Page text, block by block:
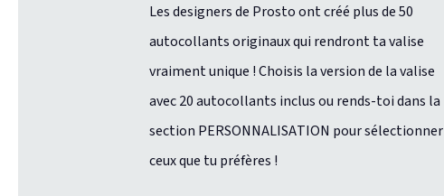
Les designers de Prosto ont créé plus de 50
autocollants originaux qui rendront ta valise
vraiment unique ! Choisis la version de la valise
avec 20 autocollants inclus ou rends-toi dans la
section PERSONNALISATION pour sélectionner
ceux que tu préfères !